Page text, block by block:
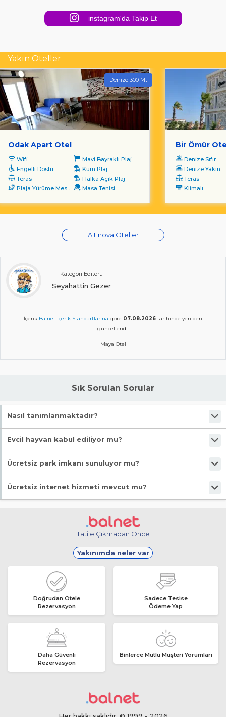
instagram'da Takip Et
Yakın Oteller
Denize 300 Mt
Odak Apart Otel
Wifi
Mavi Bayraklı Plaj
Engelli Dostu
Kum Plaj
Teras
Halka Açık Plaj
Plaja Yürüme Mesafesi
Masa Tenisi
Bir Ömür
Denize Sıfır
Denize Yakın
Teras
Klimalı
Altınova Oteller
Kategori Editörü
Seyahattin Gezer
İçerik Balnet İçerik Standartlarına göre 07.08.2026 tarihinde yeniden
güncellendi.
Maya Otel
Sık Sorulan Sorular
Nasıl tanımlanmaktadır?
Tesis Otel statüsündedir. Öne çıkan özellikleri "Evcil Hayvan Kabul,
Evcil hayvan kabul ediliyor mu?
Malesef, evcil hayvan kabul edilmiyor!
Ücretsiz park imkanı sunuluyor mu?
Malesef, ücretsiz park imkanı bulunmuyor!
Ücretsiz internet hizmeti mevcut mu?
Malesef, ücretsiz internet hizmeti bulunmuyor!
Tatile Çıkmadan Önce
Yakınımda neler var
Doğrudan Otele
Rezervasyon
Sadece Tesise
Ödeme Yap
Daha Güvenli
Rezervasyon
Binlerce Mutlu Müşteri Yorumları